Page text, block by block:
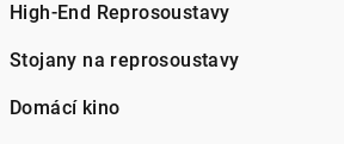
High-End Reprosoustavy
Stojany na reprosoustavy
Domácí kino